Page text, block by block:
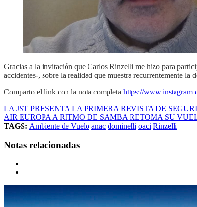
Gracias a la invitación que Carlos Rinzelli me hizo para
accidentes-, sobre la realidad que muestra recurrentemente
Comparto el link con la nota completa https://
LA JST PRESENTA LA PRIMERA REVISTA DE
AIR EUROPA A RITMO DE SAMBA RETOMA SU
TAGS: Ambiente de Vuelo anac dominelli oaci Rinzelli
Notas relacionadas